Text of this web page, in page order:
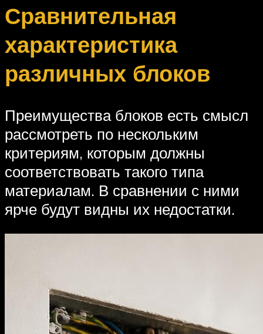
Сравнительная
характеристика
различных блоков
Преимущества блоков есть смысл
рассмотреть по нескольким
критериям, которым должны
соответствовать такого типа
материалам. В сравнении с ними
ярче будут видны их недостатки.